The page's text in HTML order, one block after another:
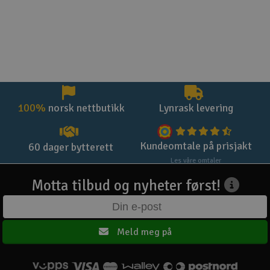
100% norsk nettbutikk Lynrask levering
60 dager bytterett Kundeomtale på prisjakt
Les våre omtaler
Motta tilbud og nyheter først!
Meld meg på